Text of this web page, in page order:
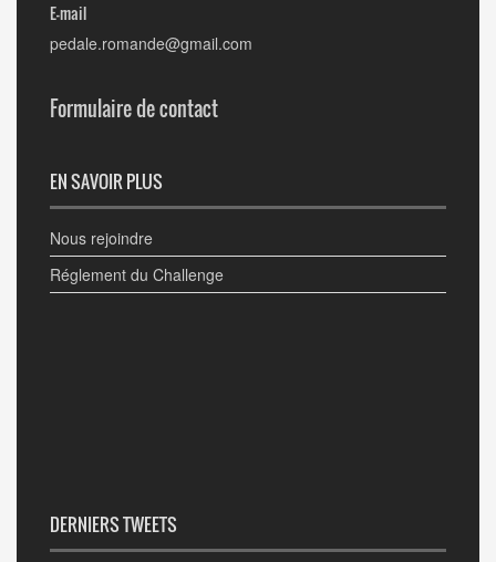
E-mail
pedale.romande@gmail.com
Formulaire de contact
EN SAVOIR PLUS
Nous rejoindre
Réglement du Challenge
DERNIERS TWEETS